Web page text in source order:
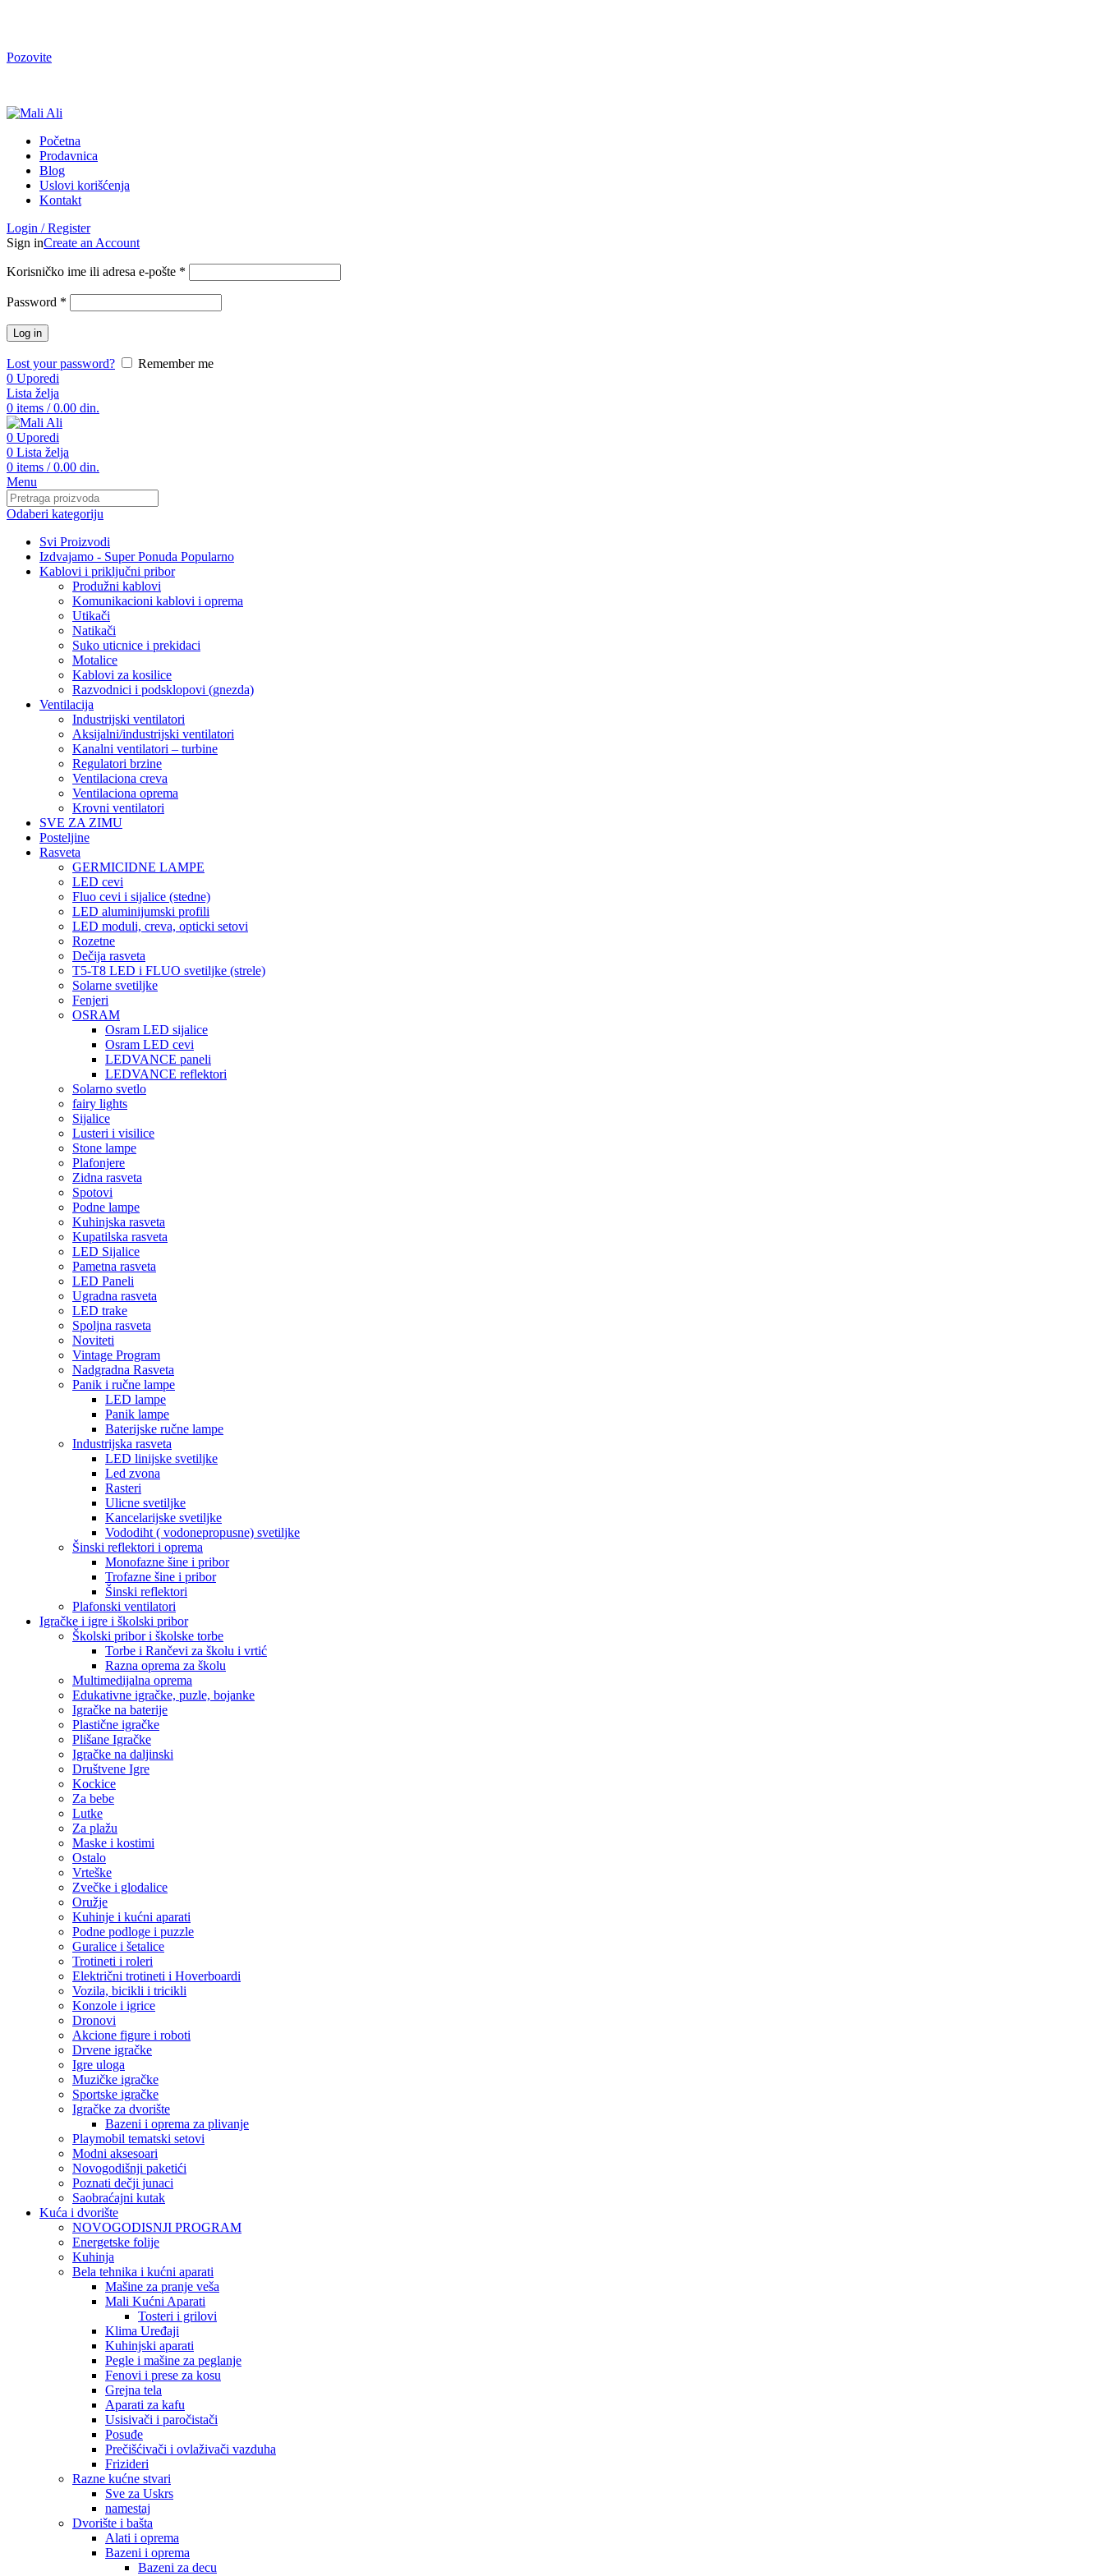
Pozovite
Početna
Prodavnica
Blog
Uslovi korišćenja
Kontakt
Login / Register
Sign inCreate an Account
Korisničko ime ili adresa e-pošte *
Password *
Log in
Lost your password?
Remember me
0 Uporedi
Lista želja
0 items / 0.00 din.
0 Uporedi
0 Lista želja
0 items / 0.00 din.
Menu
Odaberi kategoriju
Svi Proizvodi
Izdvajamo - Super Ponuda Popularno
Kablovi i priključni pribor
Produžni kablovi
Komunikacioni kablovi i oprema
Utikači
Natikači
Suko uticnice i prekidaci
Motalice
Kablovi za kosilice
Razvodnici i podsklopovi (gnezda)
Ventilacija
Industrijski ventilatori
Aksijalni/industrijski ventilatori
Kanalni ventilatori – turbine
Regulatori brzine
Ventilaciona creva
Ventilaciona oprema
Krovni ventilatori
SVE ZA ZIMU
Posteljine
Rasveta
GERMICIDNE LAMPE
LED cevi
Fluo cevi i sijalice (stedne)
LED aluminijumski profili
LED moduli, creva, opticki setovi
Rozetne
Dečija rasveta
T5-T8 LED i FLUO svetiljke (strele)
Solarne svetiljke
Fenjeri
OSRAM
Osram LED sijalice
Osram LED cevi
LEDVANCE paneli
LEDVANCE reflektori
Solarno svetlo
fairy lights
Sijalice
Lusteri i visilice
Stone lampe
Plafonjere
Zidna rasveta
Spotovi
Podne lampe
Kuhinjska rasveta
Kupatilska rasveta
LED Sijalice
Pametna rasveta
LED Paneli
Ugradna rasveta
LED trake
Spoljna rasveta
Noviteti
Vintage Program
Nadgradna Rasveta
Panik i ručne lampe
LED lampe
Panik lampe
Baterijske ručne lampe
Industrijska rasveta
LED linijske svetiljke
Led zvona
Rasteri
Ulicne svetiljke
Kancelarijske svetiljke
Vododiht ( vodonepropusne) svetiljke
Šinski reflektori i oprema
Monofazne šine i pribor
Trofazne šine i pribor
Šinski reflektori
Plafonski ventilatori
Igračke i igre i školski pribor
Školski pribor i školske torbe
Torbe i Rančevi za školu i vrtić
Razna oprema za školu
Multimedijalna oprema
Edukativne igračke, puzle, bojanke
Igračke na baterije
Plastične igračke
Plišane Igračke
Igračke na daljinski
Društvene Igre
Kockice
Za bebe
Lutke
Za plažu
Maske i kostimi
Ostalo
Vrteške
Zvečke i glodalice
Oružje
Kuhinje i kućni aparati
Podne podloge i puzzle
Guralice i šetalice
Trotineti i roleri
Električni trotineti i Hoverboardi
Vozila, bicikli i tricikli
Konzole i igrice
Dronovi
Akcione figure i roboti
Drvene igračke
Igre uloga
Muzičke igračke
Sportske igračke
‎Igračke za dvorište
Bazeni i oprema za plivanje
Playmobil tematski setovi
Modni aksesoari
Novogodišnji paketići
Poznati dečji junaci
Saobraćajni kutak
Kuća i dvorište
NOVOGODISNJI PROGRAM
Energetske folije
Kuhinja
Bela tehnika i kućni aparati
Mašine za pranje veša
Mali Kućni Aparati
Tosteri i grilovi
Klima Uređaji
Kuhinjski aparati
Pegle i mašine za peglanje
Fenovi i prese za kosu
Grejna tela
Aparati za kafu
Usisivači i paročistači
Posuđe
Prečišćivači i ovlaživači vazduha
Frizideri
Razne kućne stvari
Sve za Uskrs
namestaj
Dvorište i bašta
Alati i oprema
Bazeni i oprema
Bazeni za decu